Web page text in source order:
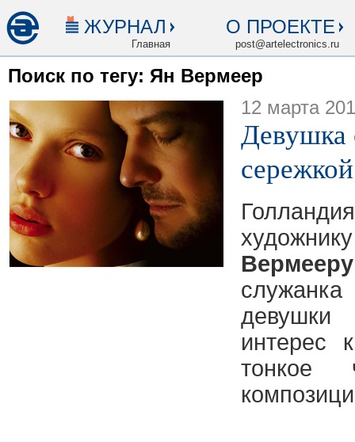
ЖУРНАЛ
Главная
О ПРОЕКТЕ
post@artelectronics.ru
Поиск по тегу: Ян Вермеер
12 марта
сережкой
Вермееру
интерес
тонкое